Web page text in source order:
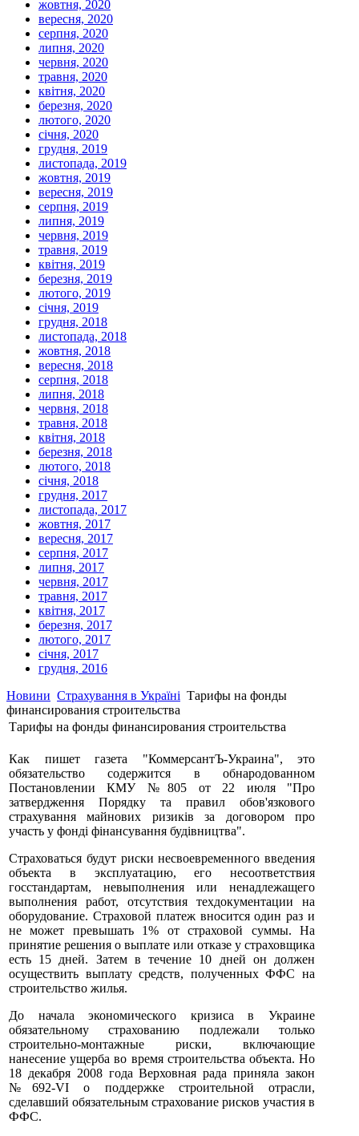
жовтня, 2020
вересня, 2020
серпня, 2020
липня, 2020
червня, 2020
травня, 2020
квітня, 2020
березня, 2020
лютого, 2020
січня, 2020
грудня, 2019
листопада, 2019
жовтня, 2019
вересня, 2019
серпня, 2019
липня, 2019
червня, 2019
травня, 2019
квітня, 2019
березня, 2019
лютого, 2019
січня, 2019
грудня, 2018
листопада, 2018
жовтня, 2018
вересня, 2018
серпня, 2018
липня, 2018
червня, 2018
травня, 2018
квітня, 2018
березня, 2018
лютого, 2018
січня, 2018
грудня, 2017
листопада, 2017
жовтня, 2017
вересня, 2017
серпня, 2017
липня, 2017
червня, 2017
травня, 2017
квітня, 2017
березня, 2017
лютого, 2017
січня, 2017
грудня, 2016
Новини Страхування в Україні Тарифы на фонды
финансирования строительства
Тарифы на фонды финансирования строительства
Как пишет газета "КоммерсантЪ-Украина", это
обязательство содержится в обнародованном
Постановлении КМУ №805 от 22 июля "Про
затвердження Порядку та правил обов'язкового
страхування майнових ризиків за договором про
участь у фонді фінансування будівництва".
Страховаться будут риски несвоевременного введения
объекта в эксплуатацию, его несоответствия
госстандартам, невыполнения или ненадлежащего
выполнения работ, отсутствия техдокументации на
оборудование. Страховой платеж вносится один раз и
не может превышать 1% от страховой суммы. На
принятие решения о выплате или отказе у страховщика
есть 15 дней. Затем в течение 10 дней он должен
осуществить выплату средств, полученных ФФС на
строительство жилья.
До начала экономического кризиса в Украине
обязательному страхованию подлежали только
строительно-монтажные риски, включающие
нанесение ущерба во время строительства объекта. Но
18 декабря 2008 года Верховная рада приняла закон
№692-VI о поддержке строительной отрасли,
сделавший обязательным страхование рисков участия в
ФФС.